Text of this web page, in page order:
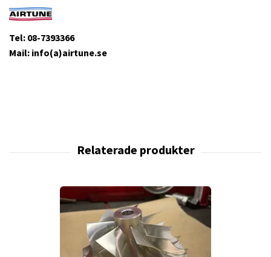
Tel: 08-7393366
Mail: info(a)airtune.se